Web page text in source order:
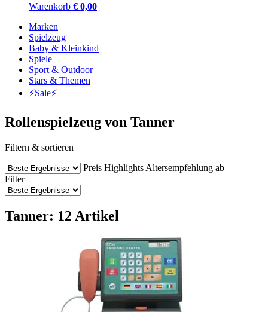
Warenkorb € 0,00
Marken
Spielzeug
Baby & Kleinkind
Spiele
Sport & Outdoor
Stars & Themen
⚡️Sale⚡️
Rollenspielzeug von Tanner
Filtern & sortieren
Preis Highlights Altersempfehlung ab
Filter
Tanner: 12 Artikel